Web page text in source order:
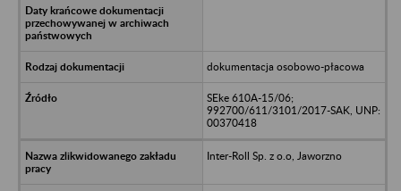
dokumentacja osobowo-płacowa
SEke 610A-15/06;
992700/611/3101/2017-SAK, UNP:
00370418
Inter-Roll Sp. z o.o, Jaworzno